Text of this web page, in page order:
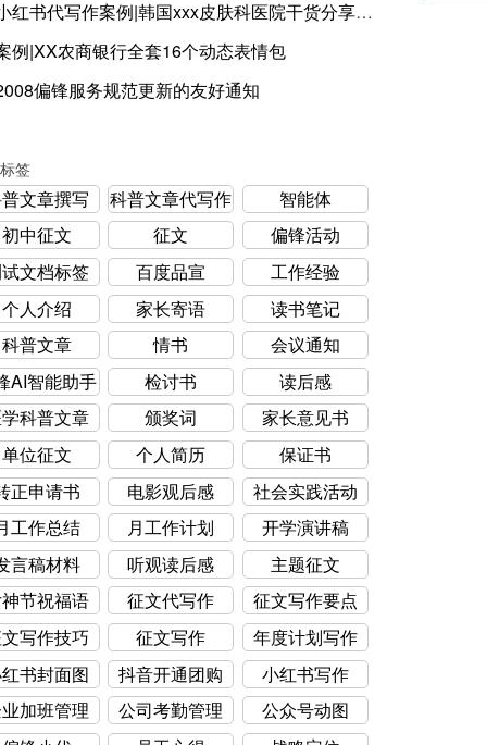
红书代写作案例|韩国xxx皮肤科医院干货分享笔记一
例|XX农商银行全套16个动态表情包
偏锋服务规范更新的友好通知
签
文章撰写 科普文章代写作
智能体
初中征文
征文
偏锋活动
文档标签
百度品宣
工作经验
个人介绍
家长寄语
读书笔记
科普文章
情书
会议通知
AI智能助手
检讨书
读后感
科普文章
颁奖词
家长意见书
单位征文
个人简历
保证书
正申请书
电影观后感
社会实践活动
工作总结
月工作计划
开学演讲稿
言稿材料
听观读后感
主题征文
节祝福语
征文代写作
征文写作要点
写作技巧
征文写作
年度计划写作
书封面图
抖音开通团购
小红书写作
加班管理
公司考勤管理
公众号动图